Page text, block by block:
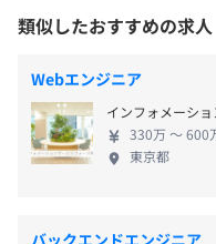
客先常駐エンジニア：17
■日比谷線・東西線「
■都営地下鉄都営浅草
■半蔵門線「水天宮前
9：00～18：00
※プロジェクトによる
休憩時間：60分 ※昼食
主性に任せています
った開発が可能です。 ◆自社サービスを展開 AIを活
用した自社サービス
ChatGPTを活用した
コネ」をリリース！ ◆安心して働ける職場環境 案件
上のものであれば、
設計しています。 意
エンジニアにとって
尽は一切ありません
類似したおすすめの求人
Webエンジニア
インフォメーシ
330万 〜 600
東京都